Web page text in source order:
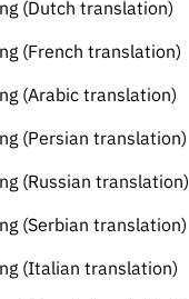
(Dutch translation)
(French translation)
(Arabic translation)
(Persian translation)
(Russian translation)
(Serbian translation)
(Italian translation)